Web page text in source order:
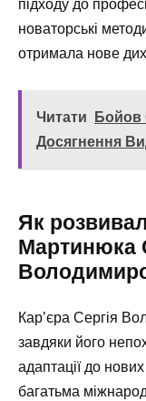
підходу до
новаторські
отримала нове
Читати
Бойов
Досягнення
Як
Мартинюка
Кар’єра Сергія
завдяки його
адаптації до
багатьма